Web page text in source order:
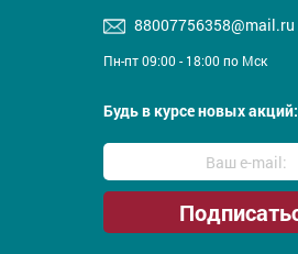
88007756358@mail.ru
Пн-пт 09:00 - 18:00 по Мск
Будь в курсе новых акций: